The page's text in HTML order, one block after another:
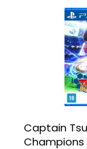
Captain
Champions